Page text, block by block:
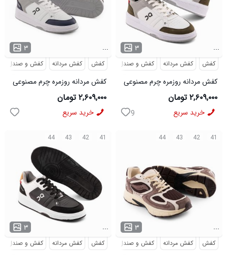
۳ ...
کفش کفش مردانه کفش و صندل
کفش مردانه روزمره چرم مصنوعی
50918
۲,۶۰۹,۰۰۰ تومان
خرید سریع
۳ ...
کفش کفش مردانه کفش و صندل
کفش مردانه روزمره چرم مصنوعی
50919
۲,۶۰۹,۰۰۰ تومان
خرید سریع 9
41
42
43
44
۳ ...
کفش کفش مردانه کفش و صندل
41
42
43
44
۳ ...
کفش کفش مردانه کفش و صندل